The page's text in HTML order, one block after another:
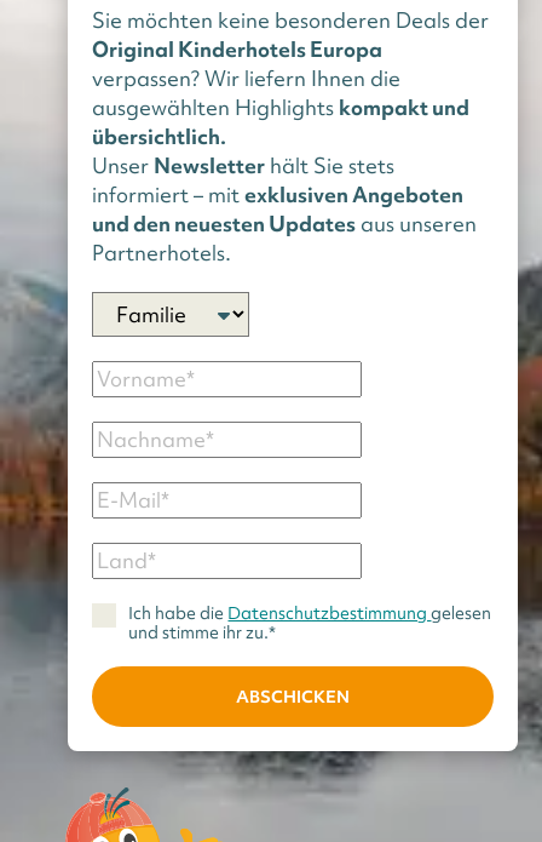
Sie möchten keine besonderen Deals der
Original Kinderhotels Europa
verpassen? Wir liefern Ihnen die
ausgewählten Highlights kompakt und
übersichtlich.
Unser Newsletter hält Sie stets
informiert – mitexklusiven Angeboten
und den neuesten Updates aus unseren
Partnerhotels.
Ich habe die Datenschutzbestimmunggelesen
und stimme ihr zu.*
ABSCHICKEN